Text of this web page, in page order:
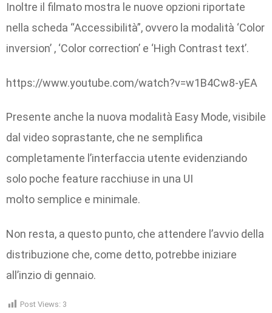
Inoltre il filmato mostra le nuove opzioni riportate
nella scheda “Accessibilità”, ovvero la modalità ‘Color
inversion’ , ‘Color correction’ e ‘High Contrast text’.
https://www.youtube.com/watch?v=w1B4Cw8-yEA
Presente anche la nuova modalità Easy Mode, visibile
dal video soprastante, che ne semplifica
completamente l’interfaccia utente evidenziando
solo poche feature racchiuse in una UI
molto semplice e minimale.
Non resta, a questo punto, che attendere l’avvio della
distribuzione che, come detto, potrebbe iniziare
all’inzio di gennaio.
Post Views: 3